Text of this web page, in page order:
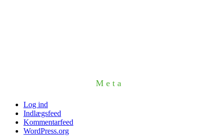
Meta
Log ind
Indlægsfeed
Kommentarfeed
WordPress.org